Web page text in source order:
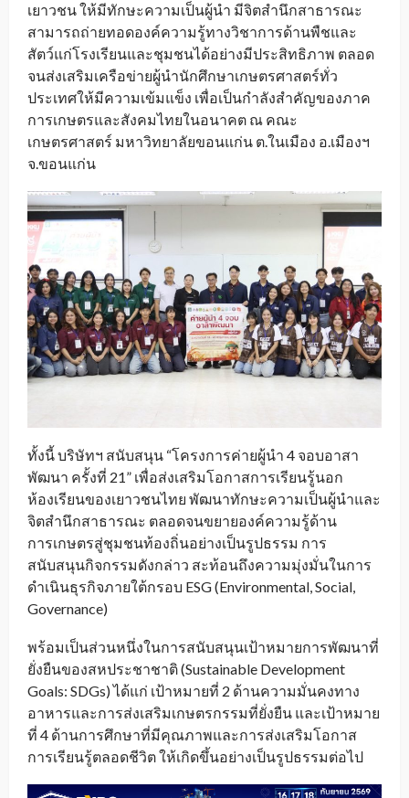
เยาวชน ให้มีทักษะความเป็นผู้นำ มีจิตสำนึกสาธารณะ
สามารถถ่ายทอดองค์ความรู้ทางวิชาการด้านพืชและ
สัตว์แก่โรงเรียนและชุมชนได้อย่างมีประสิทธิภาพ ตลอด
จนส่งเสริมเครือข่ายผู้นำนักศึกษาเกษตรศาสตร์ทั่ว
ประเทศให้มีความเข้มแข็ง เพื่อเป็นกำลังสำคัญของภาค
การเกษตรและสังคมไทยในอนาคต ณ คณะ
เกษตรศาสตร์ มหาวิทยาลัยขอนแก่น ต.ในเมือง อ.เมืองฯ
จ.ขอนแก่น
ทั้งนี้ บริษัทฯ สนับสนุน “โครงการค่ายผู้นำ 4 จอบอาสา
พัฒนา ครั้งที่ 21” เพื่อส่งเสริมโอกาสการเรียนรู้นอก
ห้องเรียนของเยาวชนไทย พัฒนาทักษะความเป็นผู้นำและ
จิตสำนึกสาธารณะ ตลอดจนขยายองค์ความรู้ด้าน
การเกษตรสู่ชุมชนท้องถิ่นอย่างเป็นรูปธรรม การ
สนับสนุนกิจกรรมดังกล่าว สะท้อนถึงความมุ่งมั่นในการ
ดำเนินธุรกิจภายใต้กรอบ ESG (Environmental, Social,
Governance)
พร้อมเป็นส่วนหนึ่งในการสนับสนุนเป้าหมายการพัฒนาที่
ยั่งยืนของสหประชาชาติ (Sustainable Development
Goals: SDGs) ได้แก่ เป้าหมายที่ 2 ด้านความมั่นคงทาง
อาหารและการส่งเสริมเกษตรกรรมที่ยั่งยืน และเป้าหมาย
ที่ 4 ด้านการศึกษาที่มีคุณภาพและการส่งเสริมโอกาส
การเรียนรู้ตลอดชีวิต ให้เกิดขึ้นอย่างเป็นรูปธรรมต่อไป